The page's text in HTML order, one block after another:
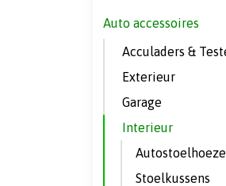
Auto accessoires
Acculaders &
Exterieur
Garage
Interieur
Stoelkussens